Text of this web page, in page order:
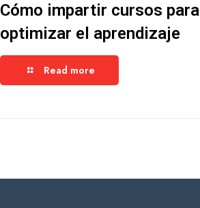
Cómo impartir cursos para
optimizar el aprendizaje
Read more